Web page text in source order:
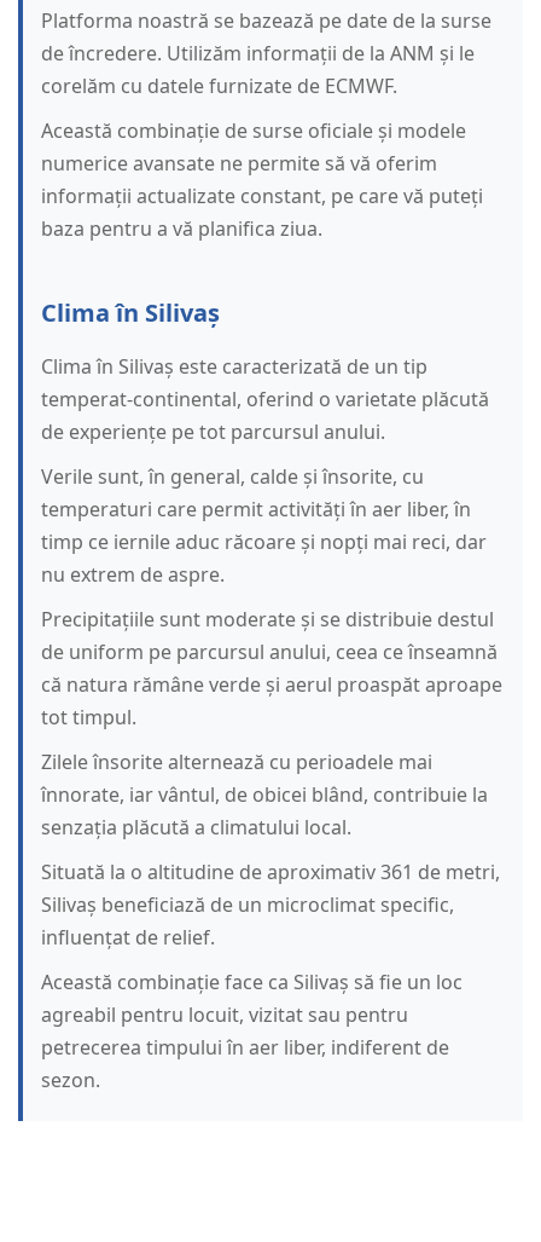
Platforma noastră se bazează pe date de la surse
de încredere. Utilizăm informații de la ANM și le
corelăm cu datele furnizate de ECMWF.
Această combinație de surse oficiale și modele
numerice avansate ne permite să vă oferim
informații actualizate constant, pe care vă puteți
baza pentru a vă planifica ziua.
Clima în Silivaș
Clima în Silivaș este caracterizată de un tip
temperat-continental, oferind o varietate plăcută
de experiențe pe tot parcursul anului.
Verile sunt, în general, calde și însorite, cu
temperaturi care permit activități în aer liber, în
timp ce iernile aduc răcoare și nopți mai reci, dar
nu extrem de aspre.
Precipitațiile sunt moderate și se distribuie destul
de uniform pe parcursul anului, ceea ce înseamnă
că natura rămâne verde și aerul proaspăt aproape
tot timpul.
Zilele însorite alternează cu perioadele mai
înnorate, iar vântul, de obicei blând, contribuie la
senzația plăcută a climatului local.
Situată la o altitudine de aproximativ 361 de metri,
Silivaș beneficiază de un microclimat specific,
influențat de relief.
Această combinație face ca Silivaș să fie un loc
agreabil pentru locuit, vizitat sau pentru
petrecerea timpului în aer liber, indiferent de
sezon.